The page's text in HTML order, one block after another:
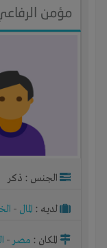
مؤمن
الجنس : ذكر
لديـه : المال -
المكان : مصر-